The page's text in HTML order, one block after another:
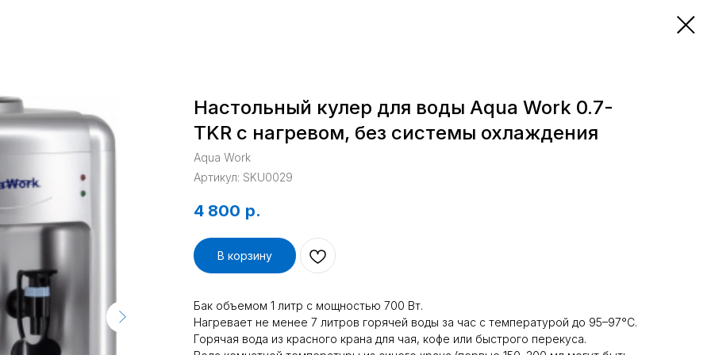
Настольный кулер для воды Aqua Work 0.7-
TKR с нагревом, без системы охлаждения
Aqua Work
Артикул: SKU0029
4 800 р.
В корзину
Бак объемом 1 литр с мощностью 700 Вт.
Нагревает не менее 7 литров горячей воды за час с температурой до 95–97°C.
Горячая вода из красного крана для чая, кофе или быстрого перекуса.